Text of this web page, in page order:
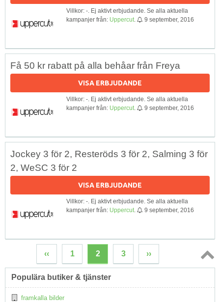
Villkor: -. Ej aktivt erbjudande. Se alla aktuella
kampanjer från: Uppercut 9 september, 2016
Få 50 kr rabatt på alla behåar från Freya
VISA ERBJUDANDE
Villkor: -. Ej aktivt erbjudande. Se alla aktuella
kampanjer från: Uppercut 9 september, 2016
Jockey 3 för 2, Resteröds 3 för 2, Salming 3 för
2, WeSC 3 för 2
VISA ERBJUDANDE
Villkor: -. Ej aktivt erbjudande. Se alla aktuella
kampanjer från: Uppercut 9 september, 2016
‹‹ 1 2 3 ››
Topp
Populära butiker & tjänster
framkalla bilder